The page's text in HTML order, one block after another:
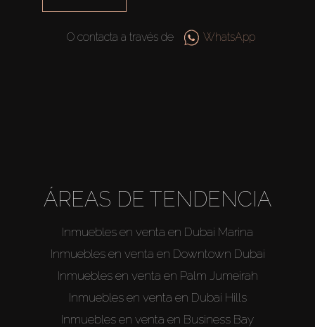
O contacta a través de WhatsApp
ÁREAS DE TENDENCIA
Inmuebles en venta en Dubai Marina
Inmuebles en venta en Downtown Dubai
Inmuebles en venta en Palm Jumeirah
Inmuebles en venta en Dubai Hills
Inmuebles en venta en Business Bay